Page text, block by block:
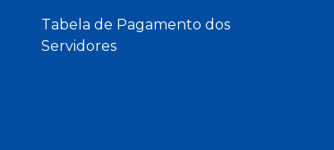
Tabela de Pagamento dos
Servidores